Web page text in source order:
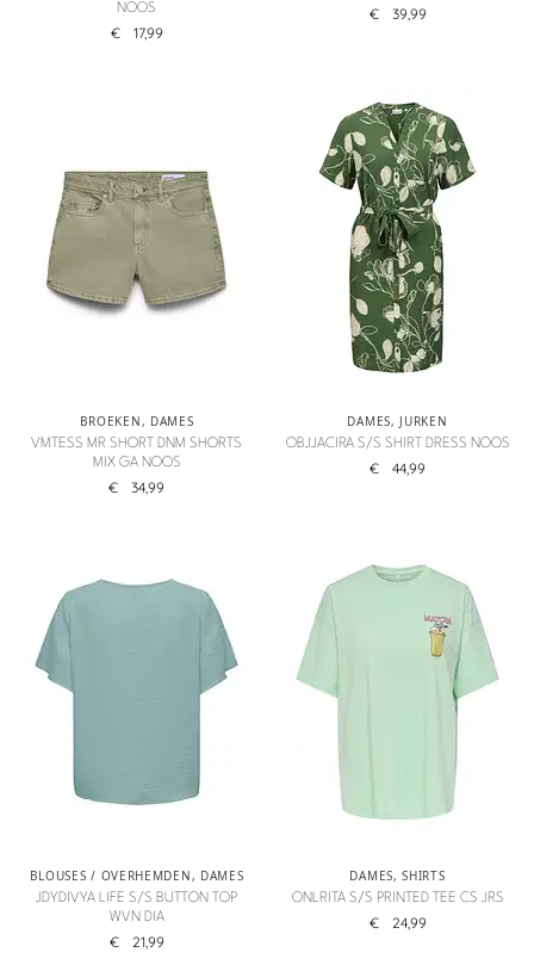
NOOS
€ 17,99
€ 39,99
BROEKEN, DAMES
VMTESS MR SHORT DNM SHORTS
MIX GA NOOS
€ 34,99
DAMES, JURKEN
OBJJACIRA S/S SHIRT DRESS NOOS
€ 44,99
BLOUSES / OVERHEMDEN, DAMES
JDYDIVYA LIFE S/S BUTTON TOP
WVN DIA
€ 21,99
DAMES,SHIRTS
ONLRITA S/S PRINTED TEE CS JRS
€ 24,99